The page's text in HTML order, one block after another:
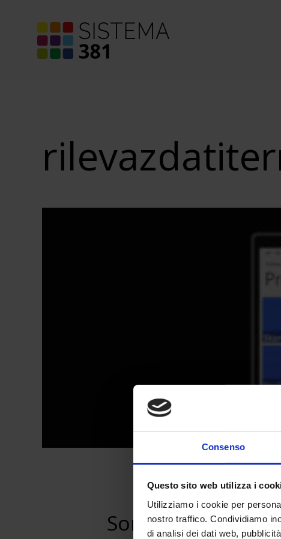
Consenso
Questo sito web utilizza i
Utilizziamo i cookie per
nostro traffico. Condividiamo
di analisi dei dati web,
Sorprendente